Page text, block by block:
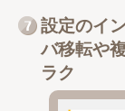
設定のイ
バ移転や
ラク